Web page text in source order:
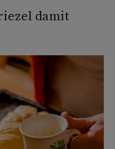
damit